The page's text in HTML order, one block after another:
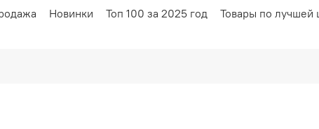
Новинки Топ 100 за 2025 год Товары по лучшей